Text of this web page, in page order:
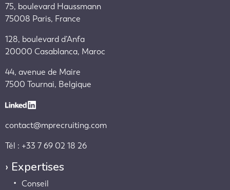
75, boulevard Haussmann
75008 Paris, France
128, boulevard d’Anfa
20000 Casablanca, Maroc
44, avenue de Maire
7500 Tournai, Belgique
contact@mprecruiting.com
Tél : +33 7 69 02 18 26
› Expertises
Conseil